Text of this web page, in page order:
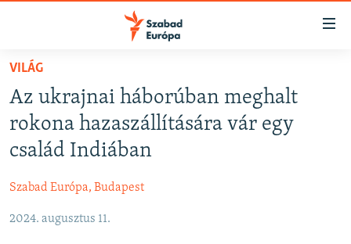
Akadálymentes
Ugrás
fő
oldalra
tartalomjegyzékre
NAPIRENDEN
AKTUÁLIS
PODCASTOK
ELEMZŐ
NER15
VILÁG
Az ukrajnai háborúban meghalt
rokona hazaszállítására vár egy
család Indiában
Szabad Európa, Budapest
2024. augusztus 11.
FELIRATKOZÁS
Spotify